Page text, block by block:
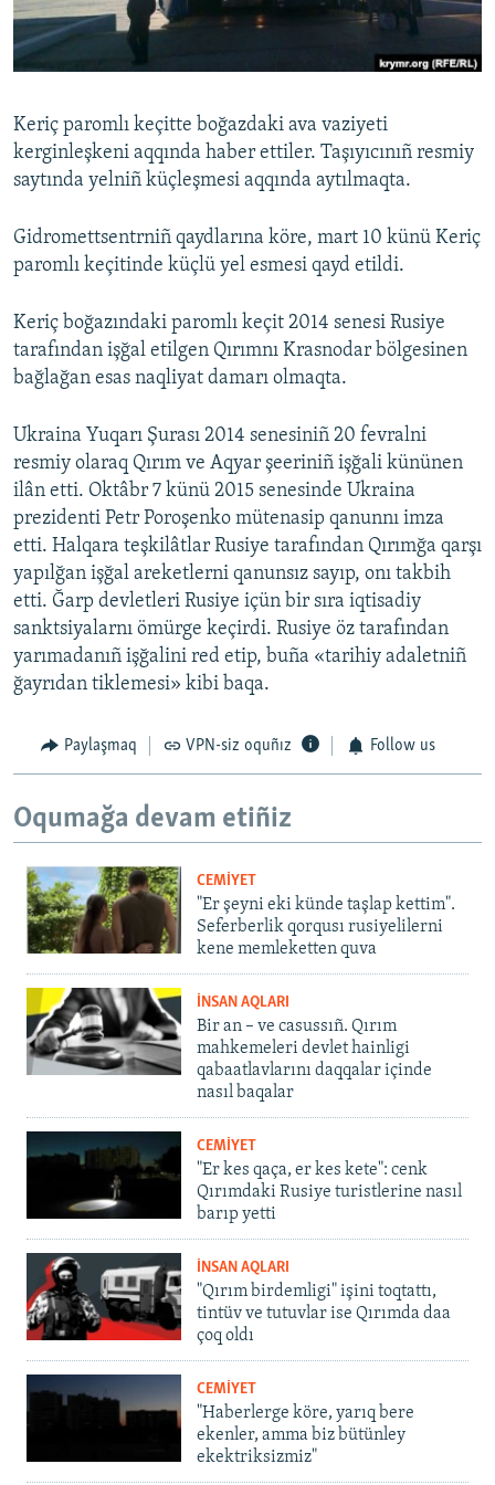
Русский
Українською
QOŞULIÑIZ!
RFE/RS bütün saytları
Keriç paromlı keçitte boğazdaki ava vaziyeti
kerginleşkeni aqqında haber ettiler. Taşıyıcınıñ resmiy
saytında yelniñ küçleşmesi aqqında aytılmaqta.
Gidromettsentrniñ qaydlarına köre, mart 10 künü Keriç
paromlı keçitinde küçlü yel esmesi qayd etildi.
Keriç boğazındaki paromlı keçit 2014 senesi Rusiye
tarafından işğal etilgen Qırımnı Krasnodar bölgesinen
bağlağan esas naqliyat damarı olmaqta.
Ukraina Yuqarı Şurası 2014 senesiniñ 20 fevralni
resmiy olaraq Qırım ve Aqyar şeeriniñ işğali kününen
ilân etti. Oktâbr 7 künü 2015 senesinde Ukraina
prezidenti Petr Poroşenko mütenasip qanunnı imza
etti. Halqara teşkilâtlar Rusiye tarafından Qırımğa qarşı
yapılğan işğal areketlerni qanunsız sayıp, onı takbih
etti. Ğarp devletleri Rusiye içün bir sıra iqtisadiy
sanktsiyalarnı ömürge keçirdi. Rusiye öz tarafından
yarımadanıñ işğalini red etip, buña «tarihiy adaletniñ
ğayrıdan tiklemesi» kibi baqa.
Paylaşmaq VPN-siz oquñız Follow us
Oqumağa devam etiñiz
CEMİYET
"Er şeyni eki künde taşlap kettim".
Seferberlik qorqusı rusiyelilerni
kene memleketten quva
İNSAN AQLARI
Bir an – ve casussıñ. Qırım
mahkemeleri devlet hainligi
qabaatlavlarını daqqalar içinde
nasıl baqalar
CEMİYET
"Er kes qaça, er kes kete": cenk
Qırımdaki Rusiye turistlerine nasıl
barıp yetti
İNSAN AQLARI
"Qırım birdemligi" işini toqtattı,
tintüv ve tutuvlar ise Qırımda daa
çoq oldı
CEMİYET
"Haberlerge köre, yarıq bere
ekenler, amma biz bütünley
ekektriksizmiz"